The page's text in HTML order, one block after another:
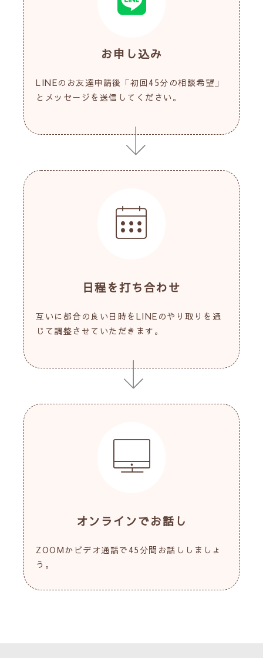
お申し込み
LINEのお友達申請後「初回45分の相談希望」
とメッセージを送信してください。
日程を打ち合わせ
互いに都合の良い日時をLINEのやり取りを通
じて調整させていただきます。
オンラインでお話し
ZOOMかビデオ通話で45分間お話ししましょ
う。